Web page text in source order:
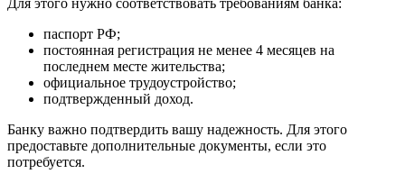
Для этого нужно соответствовать требованиям банка:
паспорт РФ;
постоянная регистрация не менее 4 месяцев на
последнем месте жительства;
официальное трудоустройство;
подтвержденный доход.
Банку важно подтвердить вашу надежность. Для этого
предоставьте дополнительные документы, если это
потребуется.